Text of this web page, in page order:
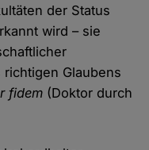
der Status
wird – sie
Glaubens
fidem (Doktor durch